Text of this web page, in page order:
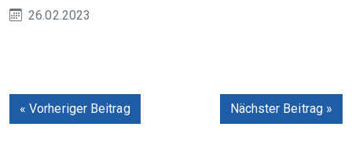
26.02.2023
« Vorheriger Beitrag Nächster Beitrag »